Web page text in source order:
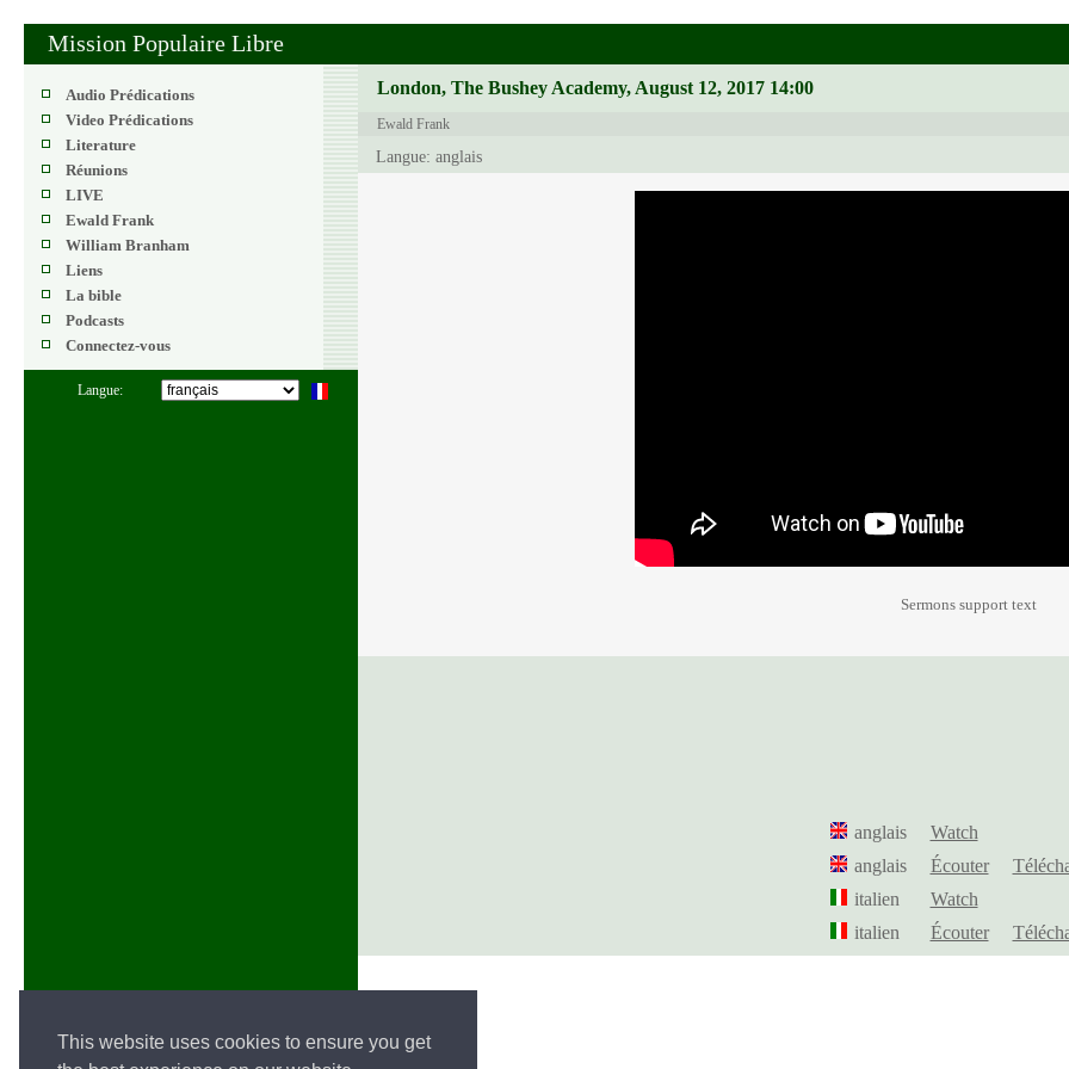
This website uses cookies to ensure you get
Mission Populaire Libre
Audio Prédications
Video Prédications
Literature
Réunions
LIVE
Ewald Frank
William Branham
Liens
La bible
Podcasts
Connectez-vous
Langue:
London, The Bushey Academy, August 12, 2017 14:00
Ewald Frank
Langue: anglais
Sermons support text
anglais
Watch
anglais
Écouter
italien
Watch
italien
Écouter